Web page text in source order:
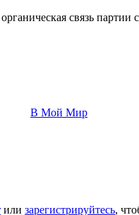
связь партии
В Мой Мир
или зарегистрируйтесь,